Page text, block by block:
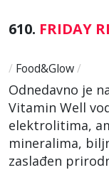
610. FRIDAY
/ Food&Glow/
Odnedavno je
Vitamin Well
elektrolitima,
mineralima,
zaslađen